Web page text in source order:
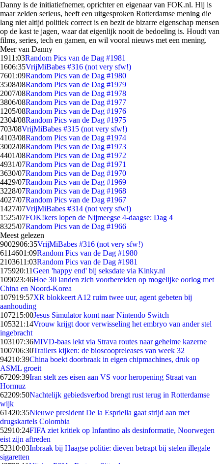
Danny is de initiatiefnemer, oprichter en eigenaar van FOK.nl. Hij is
maar zelden serieus, heeft een uitgesproken Rotterdamse mening die
lang niet altijd politiek correct is en bezit de bizarre eigenschap mensen
op de kast te jagen, waar dat eigenlijk nooit de bedoeling is. Houdt van
films, series, tech en gamen, en wil vooral nieuws met een mening.
Meer van Danny
1911:03Random Pics van de Dag #1981
1606:35VrijMiBabes #316 (not very sfw!)
7601:09Random Pics van de Dag #1980
3508/08Random Pics van de Dag #1979
2007/08Random Pics van de Dag #1978
3806/08Random Pics van de Dag #1977
1205/08Random Pics van de Dag #1976
2304/08Random Pics van de Dag #1975
703/08VrijMiBabes #315 (not very sfw!)
4103/08Random Pics van de Dag #1974
3002/08Random Pics van de Dag #1973
4401/08Random Pics van de Dag #1972
4931/07Random Pics van de Dag #1971
3630/07Random Pics van de Dag #1970
4429/07Random Pics van de Dag #1969
3228/07Random Pics van de Dag #1968
4027/07Random Pics van de Dag #1967
1427/07VrijMiBabes #314 (not very sfw!)
1525/07FOK!kers lopen de Nijmeegse 4-daagse: Dag 4
8325/07Random Pics van de Dag #1966
Meest gelezen
9002906:35VrijMiBabes #316 (not very sfw!)
6114601:09Random Pics van de Dag #1980
2103611:03Random Pics van de Dag #1981
175920:11Geen 'happy end' bij seksdate via Kinky.nl
109023:46Hoe 30 landen zich voorbereiden op mogelijke oorlog met
China en Noord-Korea
107919:57XR blokkeert A12 ruim twee uur, agent gebeten bij
aanhouding
107215:00Jesus Simulator komt naar Nintendo Switch
105321:14Vrouw krijgt door verwisseling het embryo van ander stel
ingebracht
103107:36MIVD-baas lekt via Strava routes naar geheime kazerne
100706:30Trailers kijken: de bioscoopreleases van week 32
94210:39China boekt doorbraak in eigen chipmachines, druk op
ASML groeit
67209:39Iran stelt zes eisen aan VS voor heropening Straat van
Hormuz
62209:50Nachtelijk gebiedsverbod brengt rust terug in Rotterdamse
wijk
61420:35Nieuwe president De la Espriella gaat strijd aan met
drugskartels Colombia
52910:24FIFA ziet kritiek op Infantino als desinformatie, Noorwegen
eist zijn aftreden
52310:03Inbraak bij Haagse politie: dieven betrapt bij stelen illegale
sigaretten